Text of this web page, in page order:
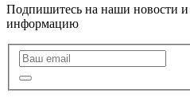
Подпишитесь на наши новости
информацию